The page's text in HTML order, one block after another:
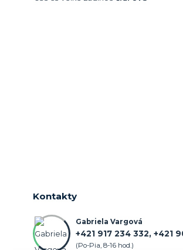
Kontakty
Gabriela Vargová
+421 917 234 332, +421
(Po-Pia, 8-16 hod.)